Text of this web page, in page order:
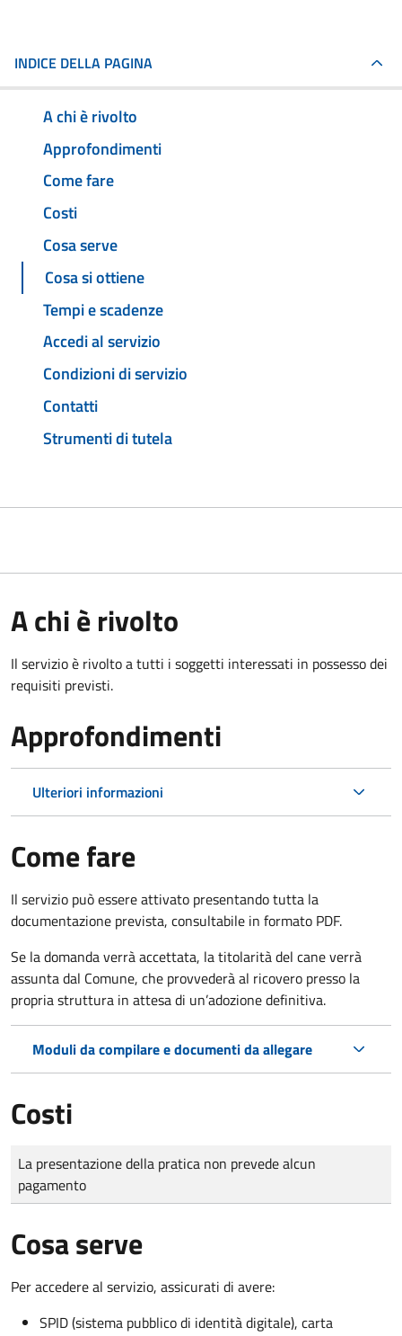
INDICE DELLA PAGINA
A chi è rivolto
Approfondimenti
Come fare
Costi
Cosa serve
Cosa si ottiene
Tempi e scadenze
Accedi al servizio
Condizioni di servizio
Contatti
Strumenti di tutela
A chi è rivolto
Il servizio è rivolto a tutti i soggetti interessati in possesso dei
requisiti previsti.
Approfondimenti
Ulteriori informazioni
Come fare
Il servizio può essere attivato presentando tutta la
documentazione prevista, consultabile in formato PDF.
Se la domanda verrà accettata, la titolarità del cane verrà
assunta dal Comune, che provvederà al ricovero presso la
propria struttura in attesa di un’adozione definitiva.
Moduli da compilare e documenti da allegare
Costi
Tipo di pagamento
Importo
La presentazione della pratica non prevede alcun
pagamento
Cosa serve
Per accedere al servizio, assicurati di avere:
SPID (sistema pubblico di identità digitale), carta